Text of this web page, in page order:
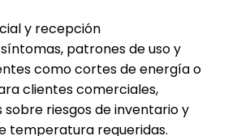
y recepción
patrones de uso y
como cortes de energía o
clientes comerciales,
riesgos de inventario y
temperatura requeridas.